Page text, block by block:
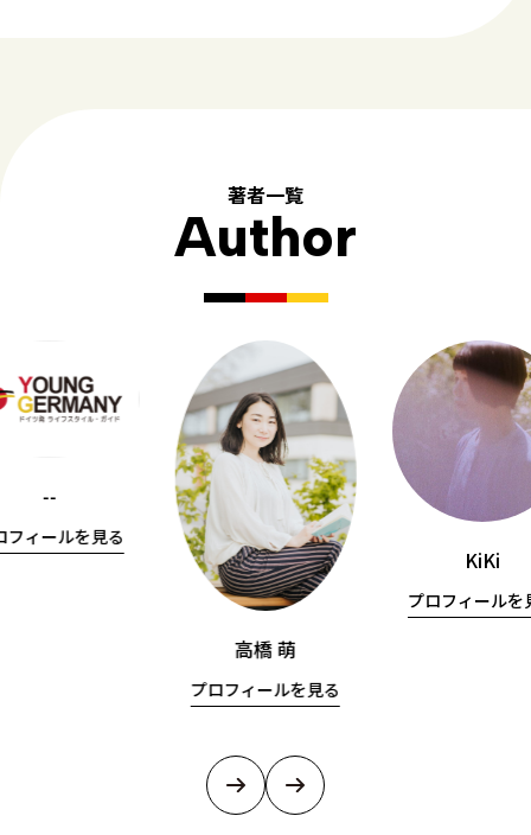
著者一覧
Author
--
フィールを見る
高橋 萌
プロフィールを見る
KiKi
プロフィールを